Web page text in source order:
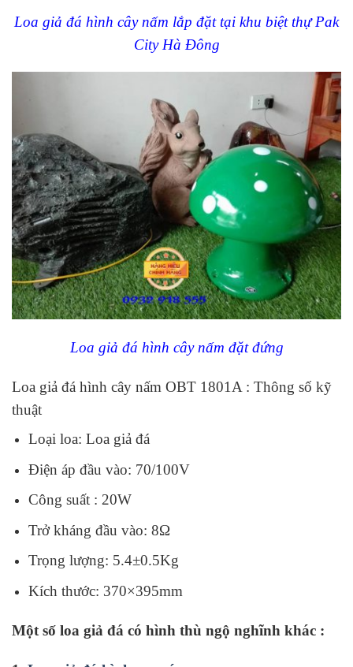
Loa giả đá hình cây nấm lắp đặt tại khu biệt thự Pak
City Hà Đông
Loa giả đá hình cây nấm đặt đứng
Loa giả đá hình cây nấm OBT 1801A : Thông số kỹ
thuật
Loại loa: Loa giả đá
Điện áp đầu vào: 70/100V
Công suất : 20W
Trở kháng đầu vào: 8Ω
Trọng lượng: 5.4±0.5Kg
Kích thước: 370×395mm
Một số loa giả đá có hình thù ngộ nghĩnh khác :